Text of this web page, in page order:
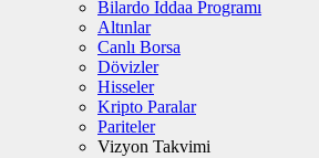
Bilardo İddaa Programı
Altınlar
Canlı Borsa
Dövizler
Hisseler
Kripto Paralar
Pariteler
Vizyon Takvimi